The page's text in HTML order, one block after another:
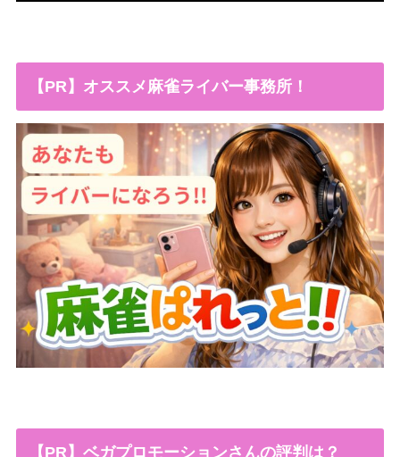
【PR】オススメ麻雀ライバー事務所！
【PR】ベガプロモーションさんの評判は？